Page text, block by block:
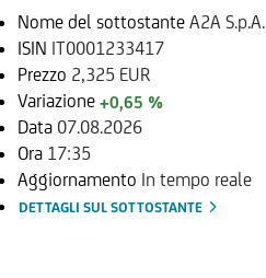
Nome del sottostante A2A S.p.A.
ISIN IT0001233417
Prezzo 2,325 EUR
Variazione +0,65 %
Data 07.08.2026
Ora 17:35
Aggiornamento In tempo reale
DETTAGLI SUL SOTTOSTANTE